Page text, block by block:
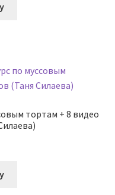
тортам + 8 видео